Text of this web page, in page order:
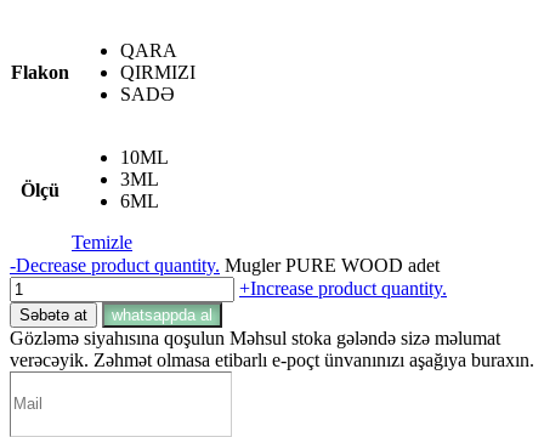
Flakon
QARA
QIRMIZI
SADƏ
Ölçü
10ML
3ML
6ML
Temizle
-Decrease product quantity. Mugler PURE WOOD adet
+Increase product quantity.
Səbətə at whatsappda al
Gözləmə siyahısına qoşulun Məhsul stoka gələndə sizə məlumat
verəcəyik. Zəhmət olmasa etibarlı e-poçt ünvanınızı aşağıya buraxın.